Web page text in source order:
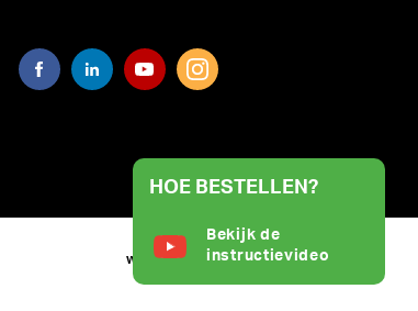
WEBSITE BY
HOE BESTELLEN?
Bekijk de
instructievideo